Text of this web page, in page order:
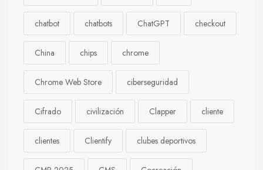
chatbot chatbots ChatGPT checkout
China chips chrome
Chrome Web Store ciberseguridad
Cifrado civilización Clapper cliente
clientes Clientify clubes deportivos